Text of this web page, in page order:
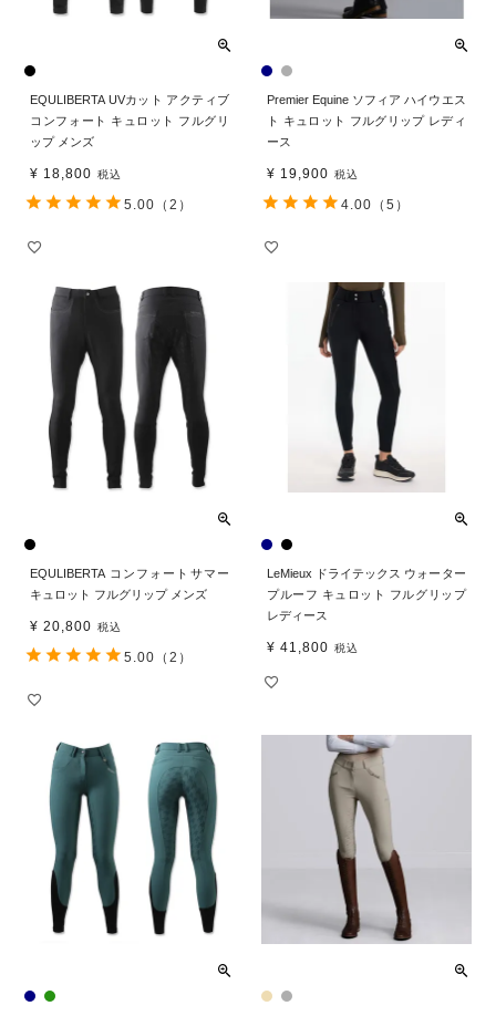
EQULIBERTA UVカット アクティブ
コンフォート キュロット フルグリ
ップ メンズ
¥ 18,800 税込
5.00 （2）
Premier Equine ソフィア ハイウエス
ト キュロット フルグリップ レディ
ース
¥ 19,900 税込
4.00 （5）
EQULIBERTA コンフォートサマー
キュロット フルグリップ メンズ
¥ 20,800 税込
5.00 （2）
LeMieux ドライテックス ウォーター
プルーフ キュロット フルグリップ
レディース
¥ 41,800 税込